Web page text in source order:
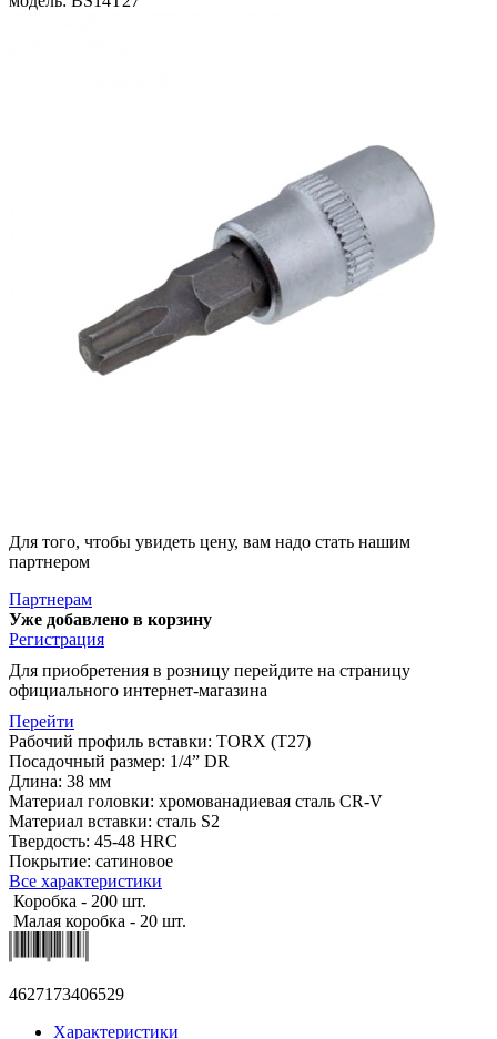
Для того, чтобы увидеть цену, вам надо стать нашим
партнером
Партнерам
Уже добавлено в корзину
Регистрация
Для приобретения в розницу перейдите на страницу
официального интернет-магазина
Перейти
Рабочий профиль вставки: TORX (T27)
Посадочный размер: 1/4” DR
Длина: 38 мм
Материал головки: хромованадиевая сталь CR-V
Материал вставки: сталь S2
Твердость: 45-48 HRC
Покрытие: сатиновое
Все характеристики
Коробка - 200 шт.
Малая коробка - 20 шт.
4627173406529
Характеристики